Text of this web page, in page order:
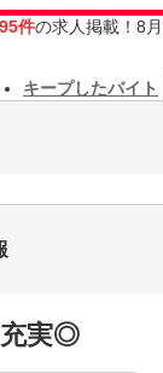
件の求人掲載！8
キープしたバイト
充実◎